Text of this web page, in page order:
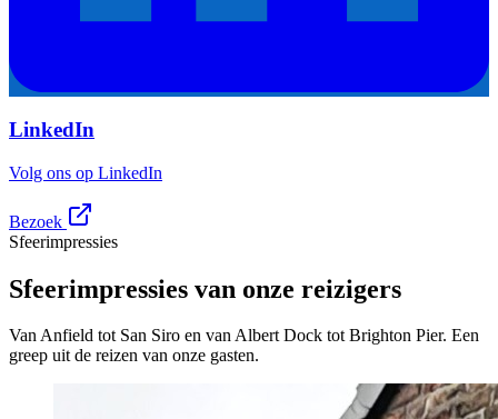
LinkedIn
Volg ons op LinkedIn
Bezoek
Sfeerimpressies
Sfeerimpressies van onze reizigers
Van Anfield tot San Siro en van Albert Dock tot Brighton Pier. Een
greep uit de reizen van onze gasten.